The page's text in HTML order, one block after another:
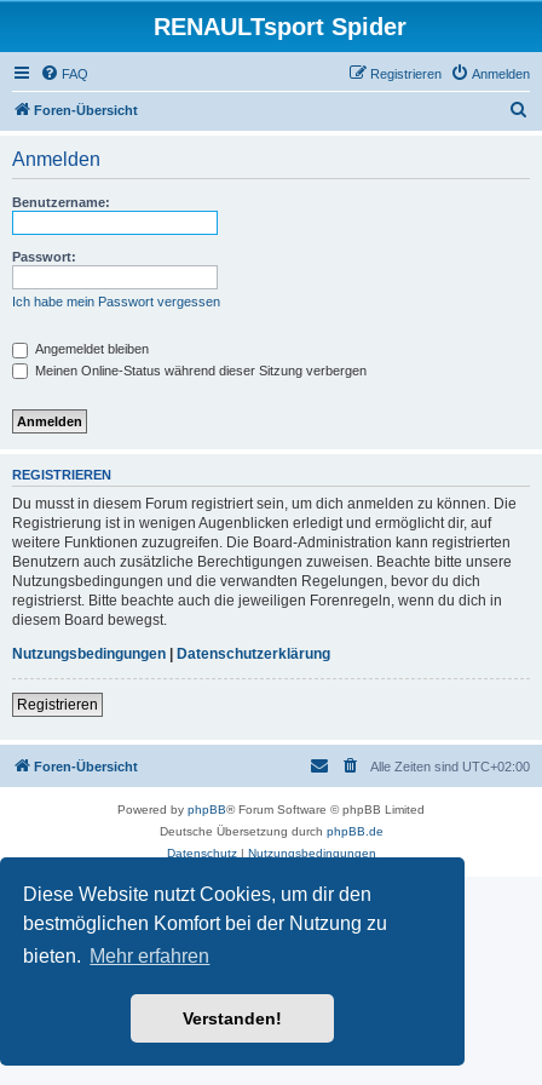
Diese Website nutzt Cookies, um dir den
bestmöglichen Komfort bei der Nutzung zu
bieten. Mehr erfahren
Verstanden!
RENAULTsport Spider
FAQ Anmelden
Registrieren
Foren-Übersicht
Anmelden
Benutzername:
Passwort:
Ich habe mein Passwort vergessen
Angemeldet bleiben
Meinen Online-Status während dieser Sitzung verbergen
REGISTRIEREN
Du musst in diesem Forum registriert sein, um dich anmelden zu können. Die
Registrierung ist in wenigen Augenblicken erledigt und ermöglicht dir, auf
weitere Funktionen zuzugreifen. Die Board-Administration kann registrierten
Benutzern auch zusätzliche Berechtigungen zuweisen. Beachte bitte unsere
Nutzungsbedingungen und die verwandten Regelungen, bevor du dich
registrierst. Bitte beachte auch die jeweiligen Forenregeln, wenn du dich in
diesem Board bewegst.
Nutzungsbedingungen | Datenschutzerklärung
Registrieren
Foren-Übersicht Alle Zeiten sind UTC+02:00
Powered by phpBB® Forum Software © phpBB Limited
Deutsche Übersetzung durch phpBB.de
Datenschutz| Nutzungsbedingungen